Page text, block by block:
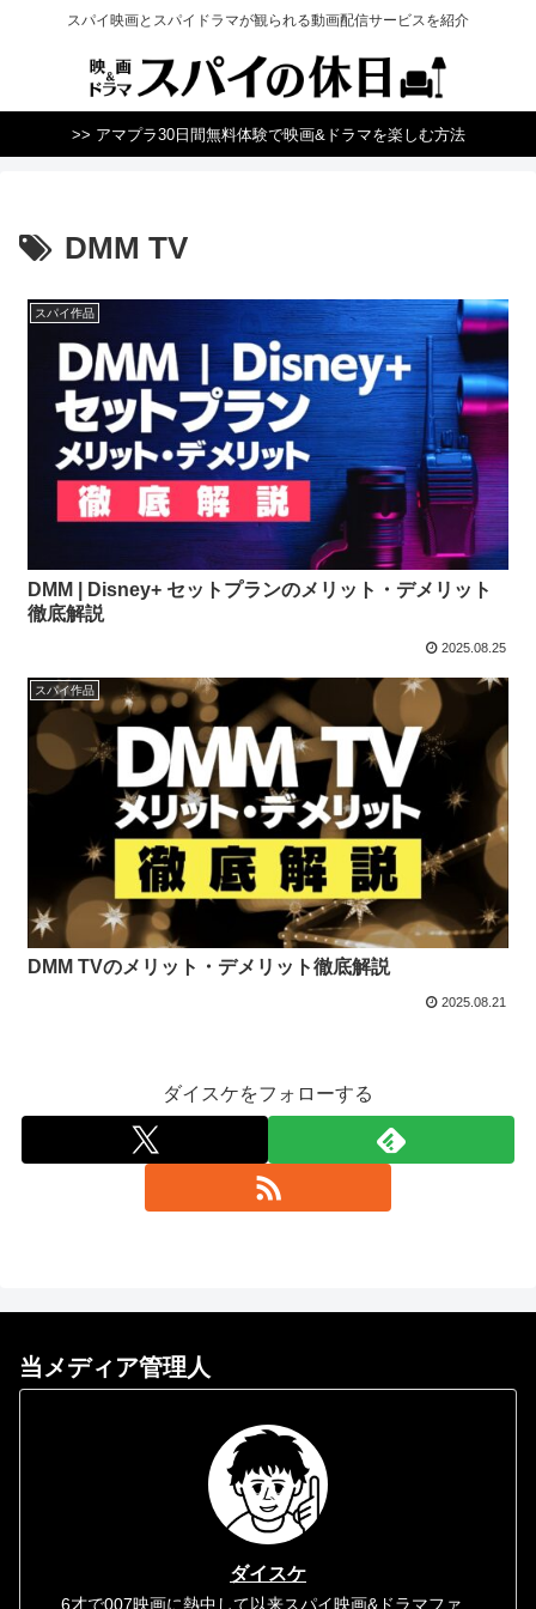
スパイ映画とスパイドラマが観られる動画配信サービスを紹介
>> アマプラ30日間無料体験で映画&ドラマを楽しむ方法
DMM TV
スパイ作品
DMM | Disney+ セットプランのメリット・デメリット
徹底解説
2025.08.25
スパイ作品
DMM TVのメリット・デメリット徹底解説
2025.08.21
ダイスケをフォローする
当メディア管理人
ダイスケ
6才で007映画に熱中して以来スパイ映画&ドラマファ